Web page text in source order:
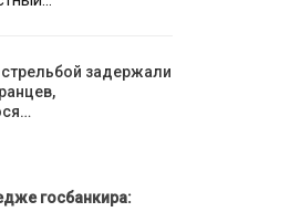
задержали
госбанкира: